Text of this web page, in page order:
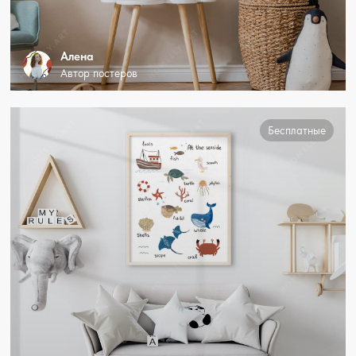
Алена
Автор постеров
Бесплатные